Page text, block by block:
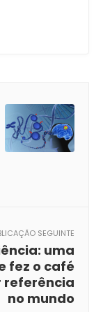
SEGUINTE
uma
fez o café
referência
no mundo